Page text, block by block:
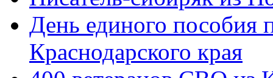
День единого пособия
Краснодарского края